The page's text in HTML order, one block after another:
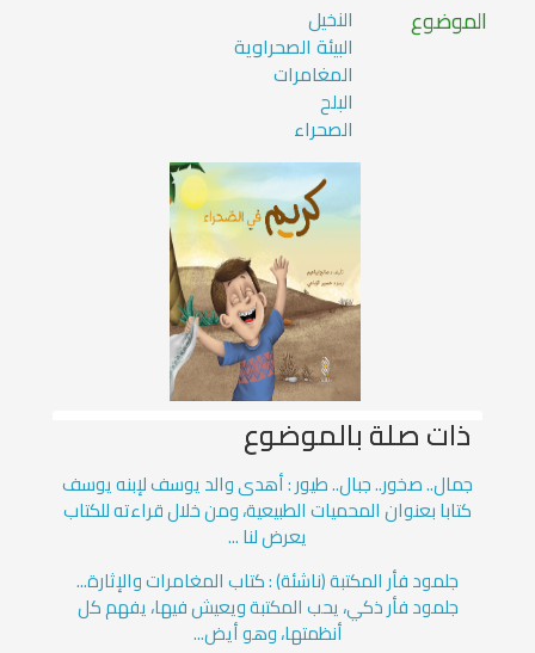
الموضوع النخيل
البيئة الصحراوية
المغامرات
البلح
الصحراء
ذات صلة بالموضوع
جمال.. صخور.. جبال.. طيور : أهدى والد يوسف لإبنه يوسف
كتابا بعنوان المحميات الطبيعية، ومن خلال قراءته للكتاب
يعرض لنا ...
جلمود فأر المكتبة (ناشئة) : كتاب المغامرات والإثارة...
جلمود فأر ذكي، يحب المكتبة ويعيش فيها، يفهم كل
أنظمتها، وهو أيض...